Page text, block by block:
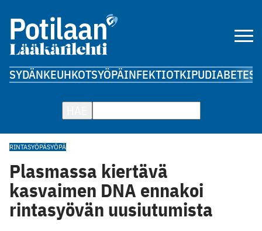
SYDÄNKEUHKOTSYÖPÄINFEKTIOTKIPUDIABETES
RINTASYÖPÄSYÖPÄ
Plasmassa kiertävä
kasvaimen DNA ennakoi
rintasyövän uusiutumista